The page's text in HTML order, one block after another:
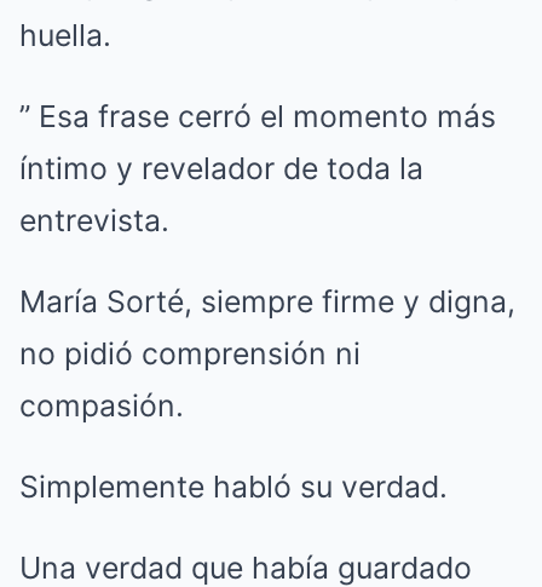
huella.
” Esa frase cerró el momento más
íntimo y revelador de toda la
entrevista.
María Sorté, siempre firme y digna,
no pidió comprensión ni
compasión.
Simplemente habló su verdad.
Una verdad que había guardado